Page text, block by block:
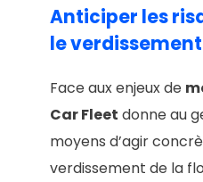
Anticiper les
le
Face aux enjeux de
Car Fleet donne au
moyens d’agir
verdissement de la